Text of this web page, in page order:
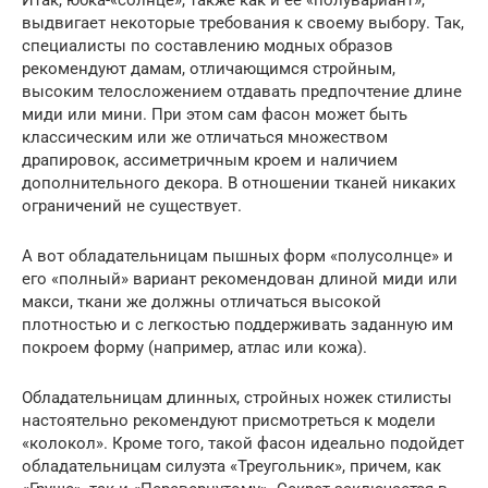
выдвигает некоторые требования к своему выбору. Так,
специалисты по составлению модных образов
рекомендуют дамам, отличающимся стройным,
высоким телосложением отдавать предпочтение длине
миди или мини. При этом сам фасон может быть
классическим или же отличаться множеством
драпировок, ассиметричным кроем и наличием
дополнительного декора. В отношении тканей никаких
ограничений не существует.
А вот обладательницам пышных форм «полусолнце» и
его «полный» вариант рекомендован длиной миди или
макси, ткани же должны отличаться высокой
плотностью и с легкостью поддерживать заданную им
покроем форму (например, атлас или кожа).
Обладательницам длинных, стройных ножек стилисты
настоятельно рекомендуют присмотреться к модели
«колокол». Кроме того, такой фасон идеально подойдет
обладательницам силуэта «Треугольник», причем, как